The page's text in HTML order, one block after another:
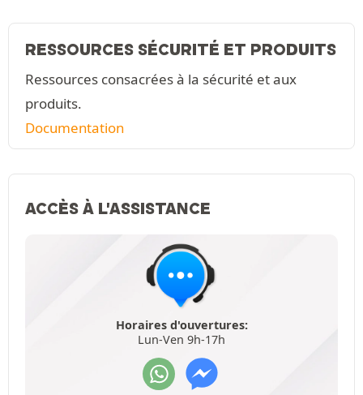
RESSOURCES SÉCURITÉ ET PRODUITS
Ressources consacrées à la sécurité et aux
produits.
Documentation
ACCÈS À L'ASSISTANCE
Horaires d'ouvertures:
Lun-Ven 9h-17h